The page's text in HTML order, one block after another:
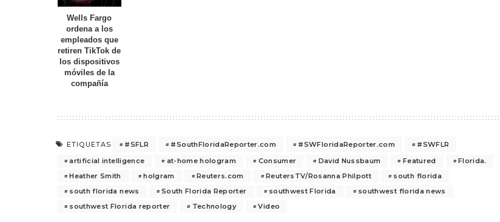
Wells Fargo
ordena a los
empleados que
retiren TikTok de
los dispositivos
móviles de la
compañía
ETIQUETAS #SFLR #SouthFloridaReporter.com #SWFloridaReporter.com
#SWFLR
artificial intelligence
at-home hologram Consumer David Nussbaum Featured
Florida.
Heather Smith
holgram Reuters.com ReutersTV/Rosanna Philpott
south florida
south florida news
South Florida Reporter southwest Florida
southwest florida news
southwest Florida reporter
Technology Video